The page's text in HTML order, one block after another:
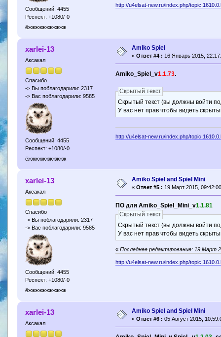
Сообщений: 4455
Респект: +1080/-0
ёжжжжжжжжжжж
http://u4elsat-new.ru/index.php/
xarlei-13
Аксакал
Спасибо
-> Вы поблагодарили: 2317
-> Вас поблагодарили: 9585
Сообщений: 4455
Респект: +1080/-0
ёжжжжжжжжжжж
Amiko Spiel
« Ответ #4 : 16 Январь 2015,
Amiko_Spiel_v1.1.73.
Скрытый текст
Скрытый текст (вы должны войти
У вас нет прав чтобы видеть
http://u4elsat-new.ru/index.php/
xarlei-13
Аксакал
Спасибо
-> Вы поблагодарили: 2317
-> Вас поблагодарили: 9585
Сообщений: 4455
Респект: +1080/-0
ёжжжжжжжжжжж
Amiko Spiel and Spiel Mini
« Ответ #5 : 19 Март 2015,
ПО для Amiko_Spiel_Mini_v1.1.81
Скрытый текст
Скрытый текст (вы должны войти
У вас нет прав чтобы видеть
«Последнее редактирование: 19 Март
http://u4elsat-new.ru/index.php/
xarlei-13
Аксакал
Amiko Spiel and Spiel Mini
« Ответ #6 : 05 Август 2015,